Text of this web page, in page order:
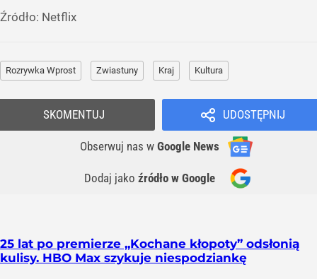
Źródło: Netflix
Rozrywka Wprost Zwiastuny Kraj Kultura
UDOSTĘPNIJ
Obserwuj nas w Google News
Dodaj jako źródło w Google
SKOMENTUJ
25 lat po premierze „Kochane kłopoty” odsłonią
kulisy. HBO Max szykuje niespodziankę